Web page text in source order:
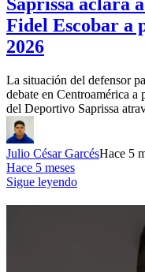
Saprissa aclara
Fidel Escobar a
2026
La situación del defensor
debate en Centroamérica
del Deportivo Saprissa
Julio César GarcésHace 5
Hace 5 meses
Sigue leyendo